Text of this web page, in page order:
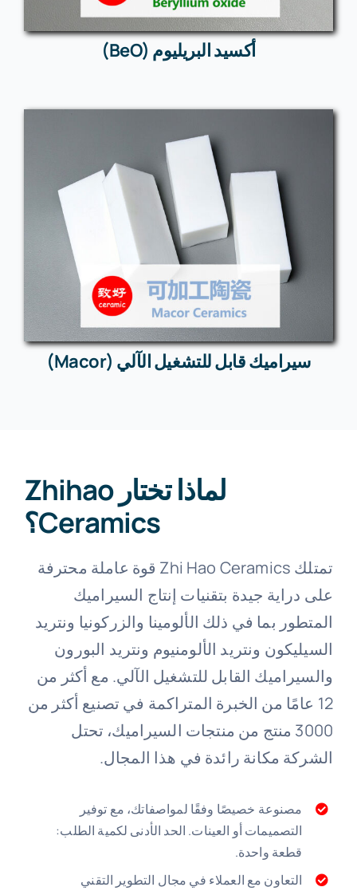
أكسيد البريليوم (BeO)
سيراميك قابل للتشغيل الآلي (Macor)
لماذا تختار Zhihao
Ceramics؟
تمتلك Zhi Hao Ceramics قوة عاملة محترفة
على دراية جيدة بتقنيات إنتاج السيراميك
المتطور بما في ذلك الألومينا والزركونيا ونتريد
السيليكون ونتريد الألومنيوم ونتريد البورون
والسيراميك القابل للتشغيل الآلي. مع أكثر من
12 عامًا من الخبرة المتراكمة في تصنيع أكثر من
3000 منتج من منتجات السيراميك، تحتل
الشركة مكانة رائدة في هذا المجال.
مصنوعة خصيصًا وفقًا لمواصفاتك، مع توفير
التصميمات أو العينات. الحد الأدنى لكمية الطلب:
قطعة واحدة.
التعاون مع العملاء في مجال التطوير التقني